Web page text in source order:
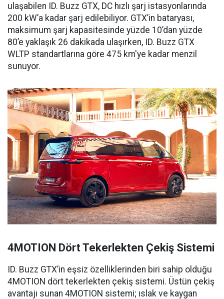
ulaşabilen ID. Buzz GTX, DC hızlı şarj istasyonlarında
200 kW’a kadar şarj edilebiliyor. GTX’in bataryası,
maksimum şarj kapasitesinde yüzde 10’dan yüzde
80’e yaklaşık 26 dakikada ulaşırken, ID. Buzz GTX
WLTP standartlarına göre 475 km'ye kadar menzil
sunuyor.
4MOTION Dört Tekerlekten Çekiş Sistemi
ID. Buzz GTX’in eşsiz özelliklerinden biri sahip olduğu
4MOTION dört tekerlekten çekiş sistemi. Üstün çekiş
avantajı sunan 4MOTION sistemi; ıslak ve kaygan